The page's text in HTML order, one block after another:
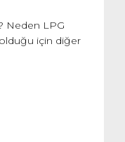
Neden LPG
için diğer